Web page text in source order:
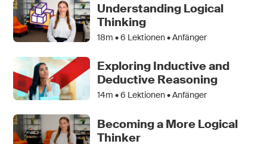
Understanding Logical
Thinking
18m •6 Lektionen • Anfänger
Exploring Inductive and
Deductive Reasoning
14m •6 Lektionen • Anfänger
Becoming a More Logical
Thinker